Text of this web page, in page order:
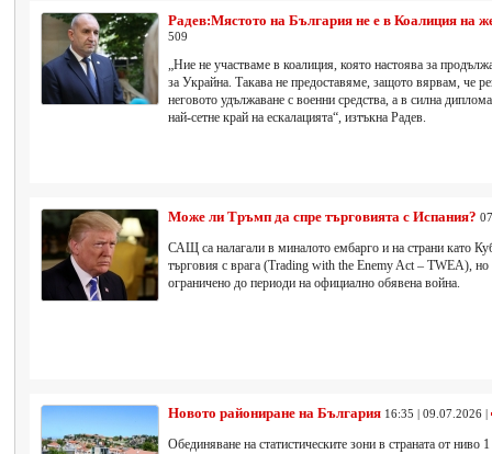
Радев:Мястото на България не е в Коалиция на
509
„Ние не участваме в коалиция, която настоява за
за Украйна. Такава не предоставяме, защото вярвам, че
неговото удължаване с военни средства, а в силна
най-сетне край на ескалацията“, изтъкна Радев.
Може ли Тръмп да спре търговията с Испания?
САЩ са налагали в миналото ембарго и на страни като
търговия с врага (Trading with the Enemy Act – TWEA), но
ограничено до периоди на официално обявена война.
Новото райониране на България 16:35 | 09.07.2026 |
Обединяване на статистическите зони в страната от ниво